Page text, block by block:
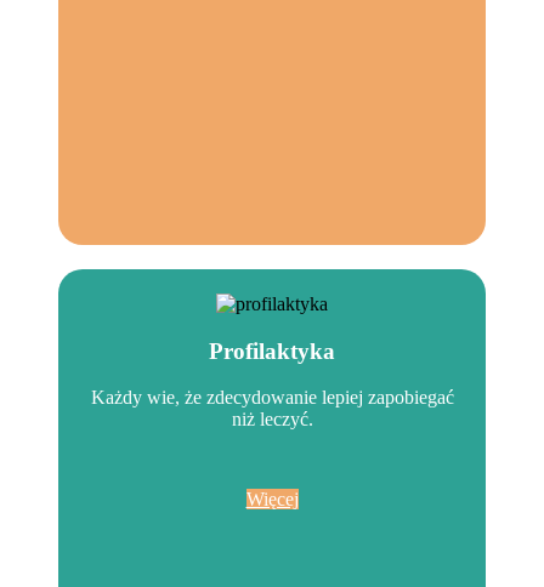
Profilaktyka
Każdy wie, że zdecydowanie lepiej zapobiegać
niż leczyć.
Więcej